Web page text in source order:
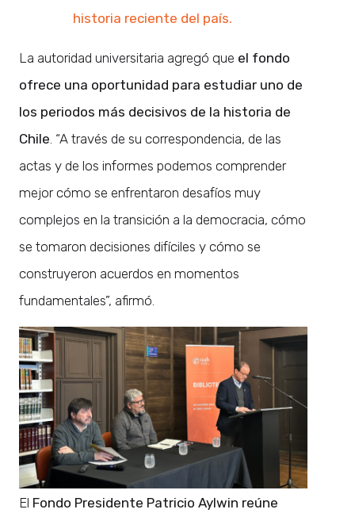
historia reciente del país.
La autoridad universitaria agregó que el fondo
ofrece una oportunidad para estudiar uno de
los periodos más decisivos de la historia de
Chile . “A través de su correspondencia, de las
actas y de los informes podemos comprender
mejor cómo se enfrentaron desafíos muy
complejos en la transición a la democracia, cómo
se tomaron decisiones difíciles y cómo se
construyeron acuerdos en momentos
fundamentales”, afirmó.
El Fondo Presidente Patricio Aylwin reúne